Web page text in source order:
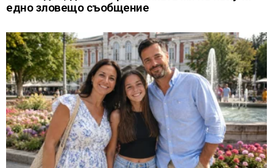
едно зловещо съобщение